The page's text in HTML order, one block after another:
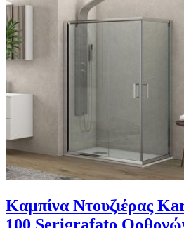
Καμπίνα Ντουζιέρας